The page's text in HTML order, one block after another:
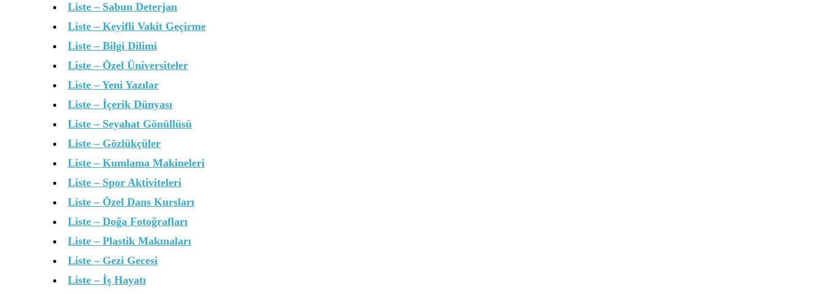
Liste – Sabun Deterjan
Liste – Keyifli Vakit Geçirme
Liste – Bilgi Dilimi
Liste – Özel Üniversiteler
Liste – Yeni Yazılar
Liste – İçerik Dünyası
Liste – Seyahat Gönüllüsü
Liste – Gözlükçüler
Liste – Kumlama Makineleri
Liste – Spor Aktiviteleri
Liste – Özel Dans Kursları
Liste – Doğa Fotoğrafları
Liste – Plastik Makınaları
Liste – Gezi Gecesi
Liste – İş Hayatı